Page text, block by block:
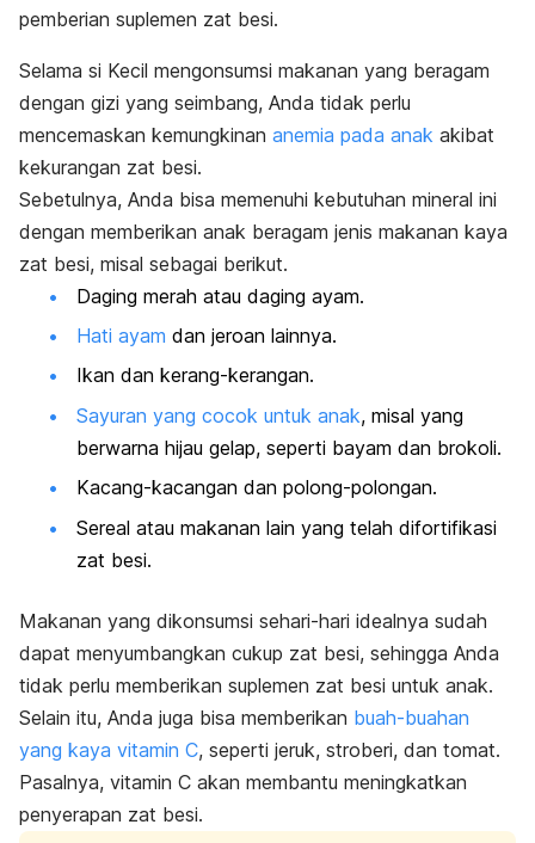
pemberian suplemen zat besi.
Selama si Kecil mengonsumsi makanan yang beragam
dengan gizi yang seimbang, Anda tidak perlu
mencemaskan kemungkinan anemia pada anak akibat
kekurangan zat besi.
Sebetulnya, Anda bisa memenuhi kebutuhan mineral ini
dengan memberikan anak beragam jenis makanan kaya
zat besi, misal sebagai berikut.
Daging merah atau daging ayam.
Hati ayam dan jeroan lainnya.
Ikan dan kerang-kerangan.
Sayuran yang cocok untuk anak, misal yang
berwarna hijau gelap, seperti bayam dan brokoli.
Kacang-kacangan dan polong-polongan.
Sereal atau makanan lain yang telah difortifikasi
zat besi.
Makanan yang dikonsumsi sehari-hari idealnya sudah
dapat menyumbangkan cukup zat besi, sehingga Anda
tidak perlu memberikan suplemen zat besi untuk anak.
Selain itu, Anda juga bisa memberikan buah-buahan
yang kaya vitamin C, seperti jeruk, stroberi, dan tomat.
Pasalnya, vitamin C akan membantu meningkatkan
penyerapan zat besi.